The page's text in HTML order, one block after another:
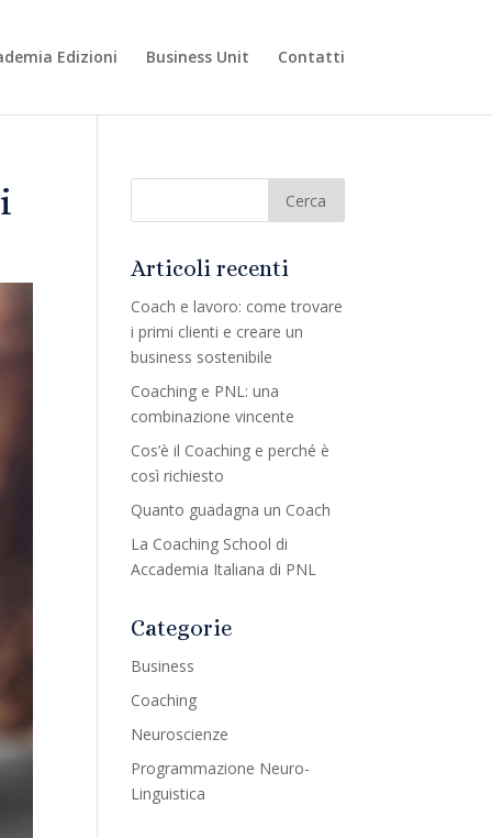
Edizioni Business Unit Contatti
Articoli recenti
Coach e lavoro: come trovare
i primi clienti e creare un
business sostenibile
Coaching e PNL: una
combinazione vincente
Cos’è il Coaching e perché è
così richiesto
Quanto guadagna un Coach
La Coaching School di
Accademia Italiana di PNL
Categorie
Business
Coaching
Neuroscienze
Programmazione Neuro-
Linguistica